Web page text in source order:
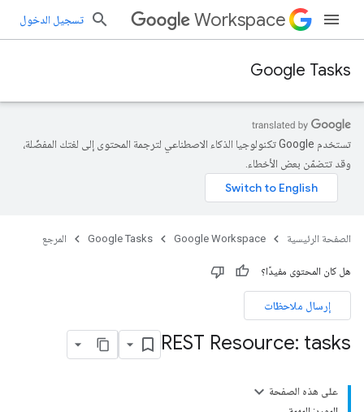
Workspace تسجيل الدخول
Google Tasks
تستخدم Google تكنولوجيا الذكاء الاصطناعي لترجمة المحتوى إلى لغتك المفضّلة،
وقد تتضمّن بعض الأخطاء.
الصفحة الرئيسية Google Workspace
Google Tasks المرجع
هل كان المحتوى مفيدًا؟
إرسال ملاحظات
REST Resource: tasks
على هذه الصفحة